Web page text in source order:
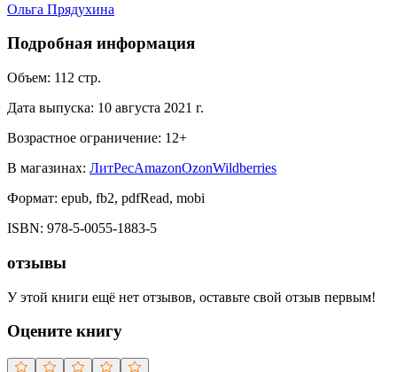
Ольга Прядухина
Подробная информация
Объем: 112 стр.
Дата выпуска: 10 августа 2021 г.
Возрастное ограничение: 12+
В магазинах: ЛитРесAmazonOzonWildberries
Формат: epub, fb2, pdfRead, mobi
ISBN: 978-5-0055-1883-5
отзывы
У этой книги ещё нет отзывов, оставьте свой отзыв первым!
Оцените книгу